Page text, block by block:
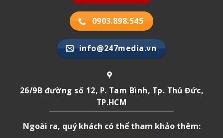
0903.898.545
info@247media.vn
26/9B đường số 12, P. Tam Bình, Tp. Thủ Đức,
TP.HCM
Ngoài ra, quý khách có thể tham khảo thêm: